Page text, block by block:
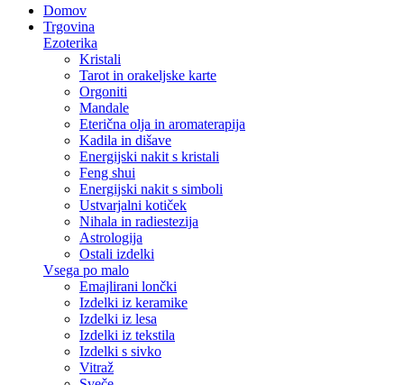
Domov
Trgovina
Ezoterika
Kristali
Tarot in orakeljske karte
Orgoniti
Mandale
Eterična olja in aromaterapija
Kadila in dišave
Energijski nakit s kristali
Feng shui
Energijski nakit s simboli
Ustvarjalni kotiček
Nihala in radiestezija
Astrologija
Ostali izdelki
Vsega po malo
Emajlirani lončki
Izdelki iz keramike
Izdelki iz lesa
Izdelki iz tekstila
Izdelki s sivko
Vitraž